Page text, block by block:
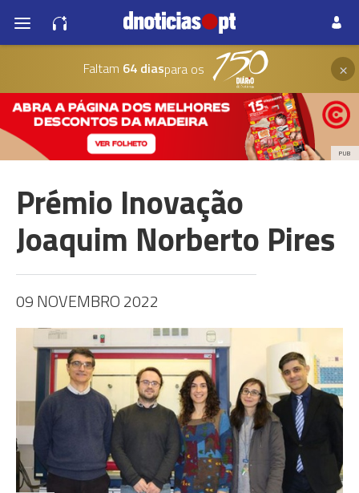
Faltam 64 diaspara os ×
PUB
Prémio Inovação
Joaquim Norberto Pires
09 NOVEMBRO 2022